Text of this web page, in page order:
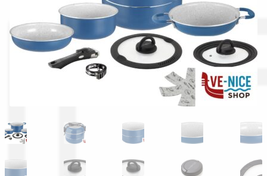
Condizioni generali
Acquisti in rete pubblica amministrazione
Assicurazione integrativa Garanzia3
Bonus fiscali 2025